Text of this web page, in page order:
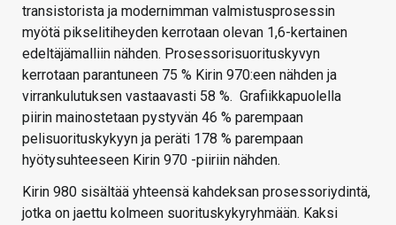
transistorista ja modernimman valmistusprosessin
myötä pikselitiheyden kerrotaan olevan 1,6-kertainen
edeltäjämalliin nähden. Prosessorisuorituskyvyn
kerrotaan parantuneen 75 % Kirin 970:een nähden ja
virrankulutuksen vastaavasti 58 %. Grafiikkapuolella
piirin mainostetaan pystyvän 46 % parempaan
pelisuorituskykyyn ja peräti 178 % parempaan
hyötysuhteeseen Kirin 970 -piiriin nähden.
Kirin 980 sisältää yhteensä kahdeksan prosessoriydintä,
jotka on jaettu kolmeen suorituskykyryhmään. Kaksi